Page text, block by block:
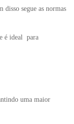
disso segue as normas
é ideal para
uma maior